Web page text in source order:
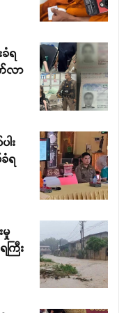
ခံရ
လာ
ါး
ရ
မှု
ကြီး